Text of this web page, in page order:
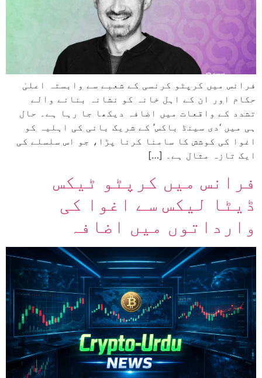
فرانس میں کرپٹو کرنسی کے شعبے سے وابستہ اعلیٰ
حکام اور ان کے اہل خانہ کو نشانہ بنانے والے
تشدد کے واقعات میں اضافہ دیکھا جا رہا ہے۔ حال
ہی میں ‘دی سینڈ باکس’ کے شریک بانی کی اہلیہ کو
اغوا کی کوشش کا سامنا کرنا پڑا، جو اس سلسلے کی
ایک تازہ مثال ہے۔ […]
فرانس میں کرپٹو ٹیکس
ڈیٹا لیکس سے اغوا کی
وارداتوں میں اضافہ